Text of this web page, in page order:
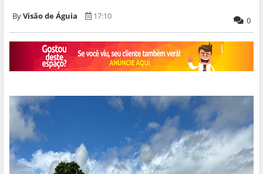
Visão de Águia 17:10 0